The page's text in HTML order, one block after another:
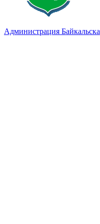
Администрация Байкальска